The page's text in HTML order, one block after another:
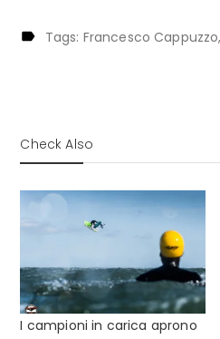
Tags: Francesco Cappuzzo
Check Also
I campioni in carica aprono